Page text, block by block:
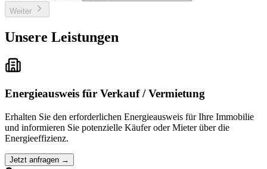
Weiter
Unsere Leistungen
Energieausweis für Verkauf / Vermietung
Erhalten Sie den erforderlichen Energieausweis für Ihre Immobilie
und informieren Sie potenzielle Käufer oder Mieter über die
Energieeffizienz.
Jetzt anfragen →